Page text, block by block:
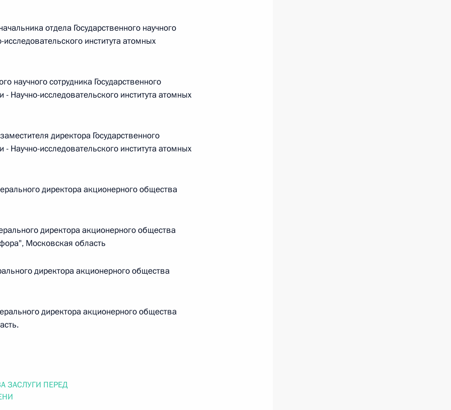
г. № 267-ФЗ
закона «О благотворительной деятельности
Федерации и статьи 31 и 151 Уголовно-
закона «Об актах гражданского состояния»
13 статьи 3 Федерального закона «О внесении
№ 270-ФЗ
г. № 244-ФЗ
отдела Государственного научного
института атомных
научного сотрудника Государственного
Научно-исследовательского института атомных
директора Государственного
Научно-исследовательского института атомных
директора акционерного общества
директора акционерного общества
Московская область
директора акционерного общества
директора акционерного общества
ЗАСЛУГИ ПЕРЕД